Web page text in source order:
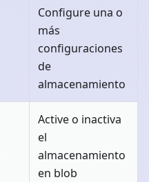
Configure una o
más
configuraciones
de
almacenamiento
Active o inactiva
el
almacenamiento
en blob